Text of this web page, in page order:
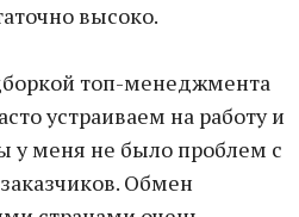
высоко.
топ-менеджмента
устраиваем на работу и
у меня не было проблем с
Обмен